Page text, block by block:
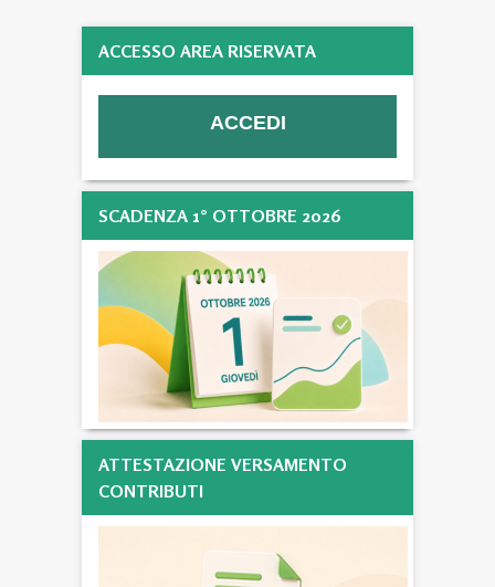
ACCESSO AREA RISERVATA
SCADENZA 1° OTTOBRE 2026
ATTESTAZIONE VERSAMENTO
CONTRIBUTI